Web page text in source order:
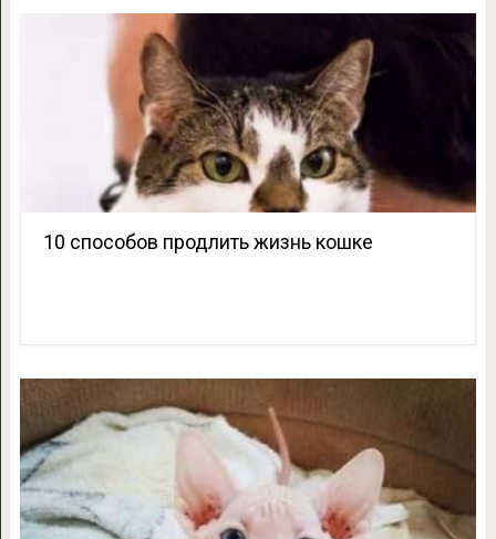
10 способов продлить жизнь кошке